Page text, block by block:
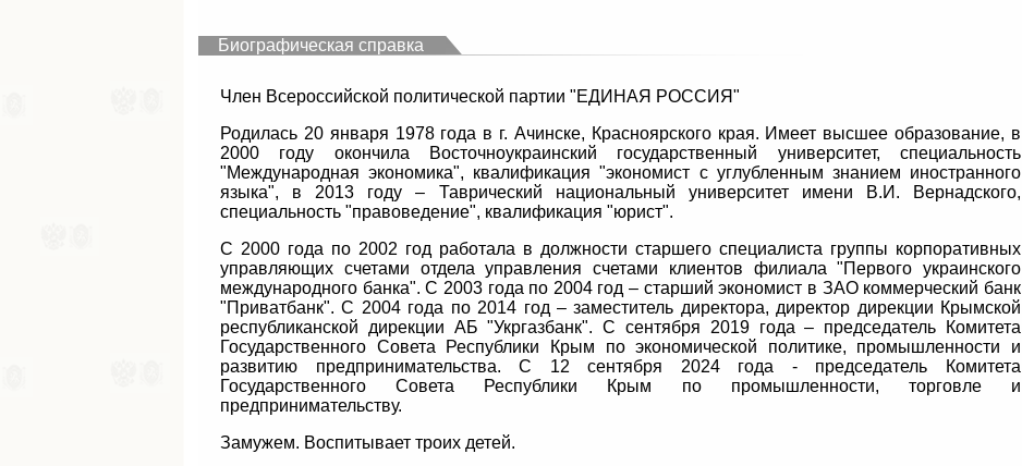
Биографическая справка
Член Всероссийской политической партии "ЕДИНАЯ РОССИЯ"
Родилась 20 января 1978 года в г. Ачинске, Красноярского края. Имеет высшее образование, в
2000 году окончила Восточноукраинский государственный университет, специальность
"Международная экономика", квалификация "экономист с углубленным знанием иностранного
языка", в 2013 году – Таврический национальный университет имени В.И. Вернадского,
специальность "правоведение", квалификация "юрист".
С 2000 года по 2002 год работала в должности старшего специалиста группы корпоративных
управляющих счетами отдела управления счетами клиентов филиала "Первого украинского
международного банка". С 2003 года по 2004 год – старший экономист в ЗАО коммерческий банк
"Приватбанк". С 2004 года по 2014 год – заместитель директора, директор дирекции Крымской
республиканской дирекции АБ "Укргазбанк". С сентября 2019 года – председатель Комитета
Государственного Совета Республики Крым по экономической политике, промышленности и
развитию предпринимательства. С 12 сентября 2024 года - председатель Комитета
Государственного Совета Республики Крым по промышленности, торговле и
предпринимательству.
Замужем. Воспитывает троих детей.